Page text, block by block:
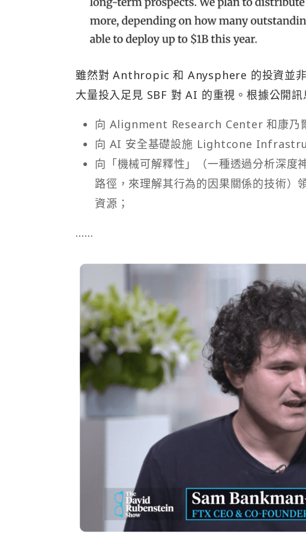
雖然對 Anthropic 和 Anysphere 的投資並
大量投入足見 SBF 對 AI 的重視。根據公開
向 Alignment Research Center 和康乃
向 AI 安全基礎設施 Lightcone
向「機械可解釋性」（一種透過分析深
路徑，來理解其行為的因果關係的技術
資源；
……